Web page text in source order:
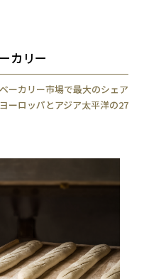
カリー
ーカリー市場で最大のシェア
ーロッパとアジア太平洋の27